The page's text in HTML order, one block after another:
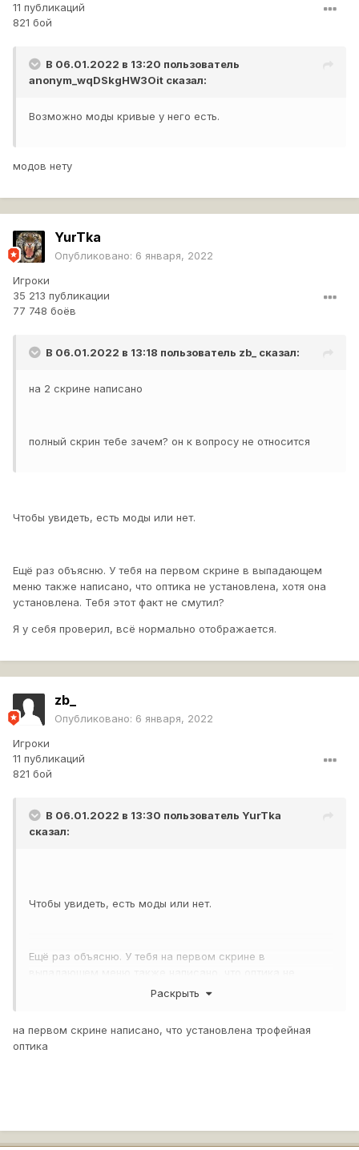
11 публикаций
821 бой
В 06.01.2022 в 13:20 пользователь
anonym_wqDSkgHW3Oit сказал:
Возможно моды кривые у него есть.
модов нету
YurTka
Опубликовано: 6 января, 2022
Игроки
35 213 публикации
77 748 боёв
В 06.01.2022 в 13:18 пользователь zb_ сказал:
на 2 скрине написано
полный скрин тебе зачем? он к вопросу не относится
Чтобы увидеть, есть моды или нет.
Ещё раз объясню. У тебя на первом скрине в выпадающем
меню также написано, что оптика не установлена, хотя она
установлена. Тебя этот факт не смутил?
Я у себя проверил, всё нормально отображается.
zb_
Опубликовано: 6 января, 2022
Игроки
11 публикаций
821 бой
В 06.01.2022 в 13:30 пользователь YurTka
сказал:
Чтобы увидеть, есть моды или нет.
Ещё раз объясню. У тебя на первом скрине в
установлена, хотя она установлена. Тебя этот факт не
Я у себя проверил, всё нормально отображается.
Раскрыть
на первом скрине написано, что установлена трофейная
оптика